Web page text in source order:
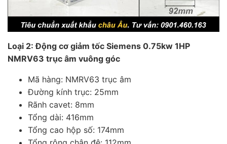
Loại 2: Động cơ giảm tốc Siemens 0.75kw 1HP
NMRV63 trục âm vuông góc
Mã hàng: NMRV63 trục âm
Đường kính trục: 25mm
Rãnh cavet: 8mm
Tổng dài: 416mm
Tổng cao hộp số: 174mm